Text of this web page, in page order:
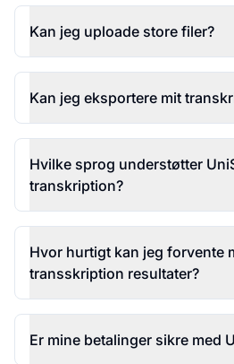
Kan jeg uploade store filer?
Kan jeg eksportere mit
Hvilke sprog understøtter
transkription?
Hvor hurtigt kan jeg forvente
transskription resultater?
Er mine betalinger sikre med